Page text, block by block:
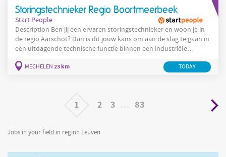
Storingstechnieker Regio Boortmeerbeek
Start People
Description Ben jij een ervaren storingstechnieker en woon je in
de regio Aarschot? Dan is dit jouw kans om aan de slag te gaan in
een uitdagende technische functie binnen een industriële
blijven draaien en storingen snel en efficiënt worden opgelost.
MECHELEN 23 km TODAY
1 2 3 83
Jobs in your field in region Leuven